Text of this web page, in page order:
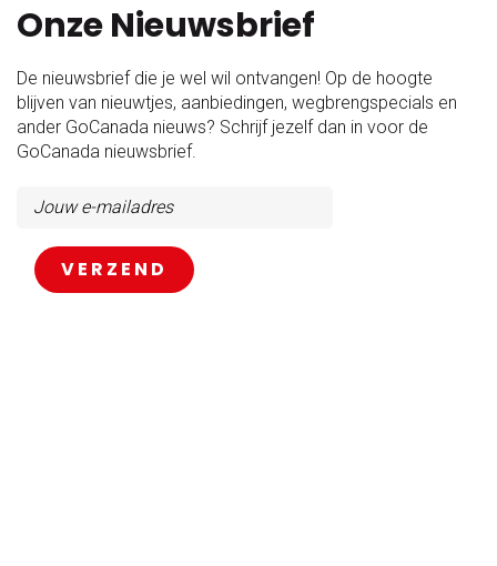
Onze Nieuwsbrief
De nieuwsbrief die je wel wil ontvangen! Op de hoogte
blijven van nieuwtjes, aanbiedingen, wegbrengspecials en
ander GoCanada nieuws? Schrijf jezelf dan in voor de
GoCanada nieuwsbrief.